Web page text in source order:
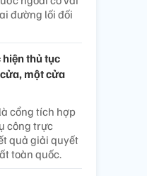
đường lối đối
thủ tục
một cửa
cổng tích hợp
công trực
quả giải quyết
toàn quốc.